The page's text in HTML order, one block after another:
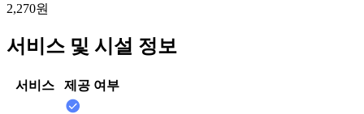
2,270원
서비스 및 시설 정보
서비스 제공 여부